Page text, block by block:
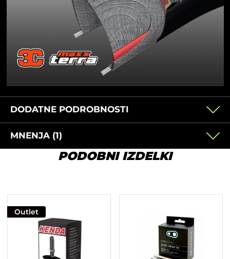
DODATNE PODROBNOSTI
MNENJA (1)
PODOBNI IZDELKI
Outlet